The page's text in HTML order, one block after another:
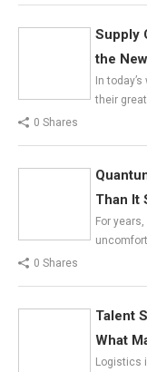
Supply
the
In
their
0 Shares
Than It
For
0 Shares
Talent
What
Logistics